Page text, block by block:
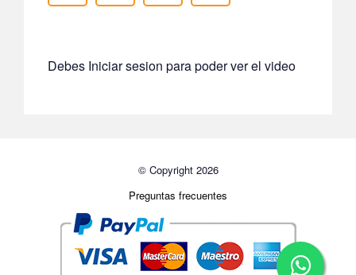
Debes Iniciar sesion para poder ver el video
© Copyright 2026
Preguntas frecuentes